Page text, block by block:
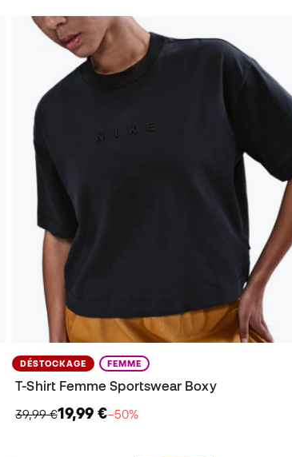
DÉSTOCKAGE FEMME
T-Shirt Femme Sportswear Boxy
39,99 €19,99 €−50%